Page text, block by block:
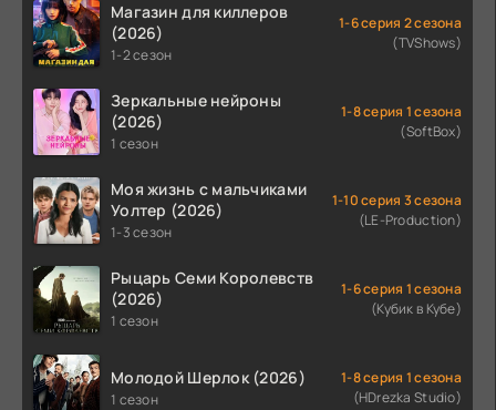
Магазин для киллеров
(2026)
1-2 сезон
1-6 серия 2 сезона
(TVShows)
Зеркальные нейроны
(2026)
1 сезон
1-8 серия 1 сезона
(SoftBox)
Моя жизнь с мальчиками
Уолтер (2026)
1-3 сезон
1-10 серия 3 сезона
(LE-Production)
Рыцарь Семи Королевств
(2026)
1 сезон
1-6 серия 1 сезона
(Кубик в Кубе)
Молодой Шерлок (2026)
1 сезон
1-8 серия 1 сезона
(HDrezka Studio)